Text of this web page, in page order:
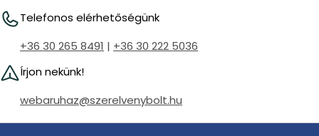
Telefonos elérhetőségünk
+36 30 265 8491 | +36 30 222 5036
Írjon nekünk!
webaruhaz@szerelvenybolt.hu